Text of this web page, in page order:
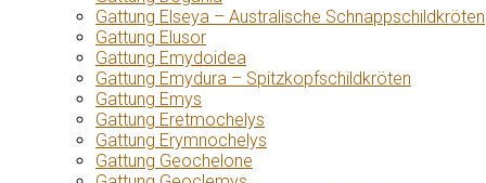
Gattung Elseya – Australische Schnappschildkröten
Gattung Elusor
Gattung Emydoidea
Gattung Emydura – Spitzkopfschildkröten
Gattung Emys
Gattung Eretmochelys
Gattung Erymnochelys
Gattung Geochelone